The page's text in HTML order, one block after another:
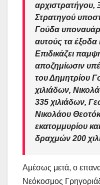
αρχιστρατήγου,
Στρατηγού
Γούδα
αυτούς τα έξοδα
Επιδικάζει
αποζημίωσιν
του Δημητρίου
χιλιάδων,
335 χιλιάδων,
Νικολάου
εκατομμυρίου
δραχμών 200
Αμέσως μετά, ο
Νεόκοσμος